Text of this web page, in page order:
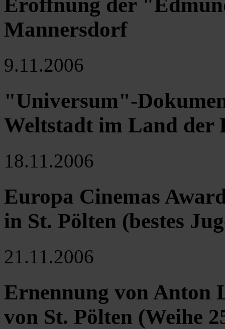
Mannersdorf
9.11.2006
"Universum"-
Weltstadt im Land der
18.11.2006
Europa Cinemas
in St. Pölten (bestes
21.11.2006
Ernennung von Anton
von St. Pölten (Weihe